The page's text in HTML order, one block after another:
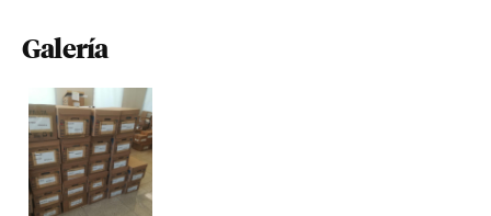
Galería